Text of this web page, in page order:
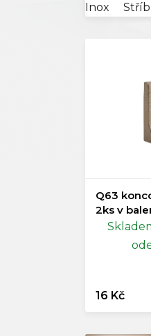
Inox
Q63
2ks v
16 Kč